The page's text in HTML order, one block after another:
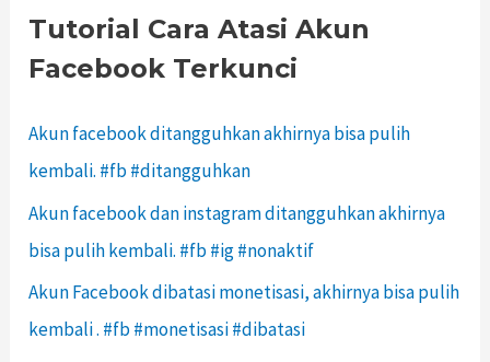
Tutorial Cara Atasi Akun
Facebook Terkunci
Akun facebook ditangguhkan akhirnya bisa pulih
kembali. #fb #ditangguhkan
Akun facebook dan instagram ditangguhkan akhirnya
bisa pulih kembali. #fb #ig #nonaktif
Akun Facebook dibatasi monetisasi, akhirnya bisa pulih
kembali . #fb #monetisasi #dibatasi